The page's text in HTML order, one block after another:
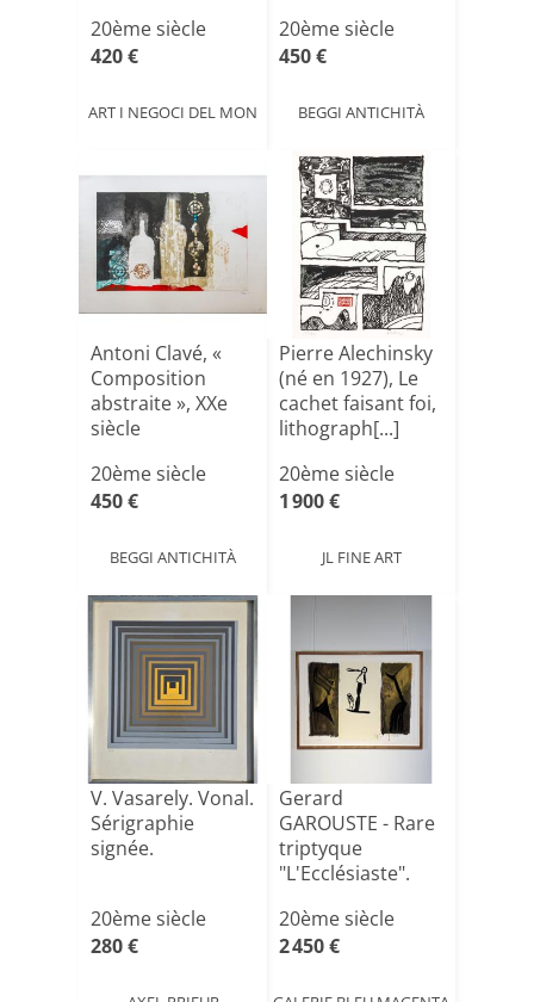
20ème siècle
420 €
ART I NEGOCI DEL MON
20ème siècle
450 €
BEGGI ANTICHITÀ
Antoni Clavé, «
Composition
abstraite », XXe
siècle
20ème siècle
450 €
BEGGI ANTICHITÀ
Pierre Alechinsky
(né en 1927), Le
cachet faisant foi,
lithograph[...]
20ème siècle
1 900 €
JL FINE ART
V. Vasarely. Vonal.
Sérigraphie
signée.
20ème siècle
280 €
Gerard
GAROUSTE - Rare
triptyque
"L'Ecclésiaste".
20ème siècle
2 450 €